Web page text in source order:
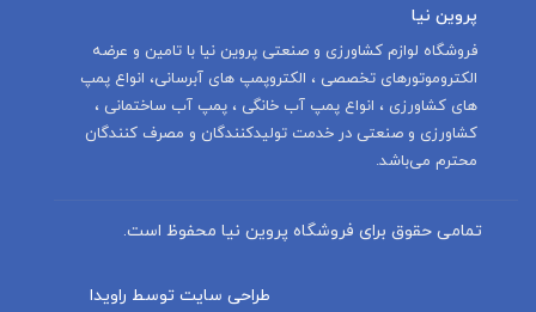
پروین نیا
‌فروشگاه لوازم کشاورزی و صنعتی پروین نیا با تامين و عرضه
الكتروموتورهاى تخصصى ، الكتروپمپ هاى آبرسانى، انواع پمپ
های کشاورزی ، انواع پمپ آب خانگی ، پمپ آب ساختمانی ،
کشاورزی و صنعتی در خدمت توليدكنندگان و مصرف كنندگان
محترم می‌باشد.
تمامی حقوق برای فروشگاه پروین نیا محفوظ است.
طراحی سایت توسط راویدا